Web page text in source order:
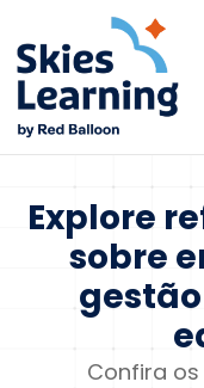
Explore
sobre
Confira